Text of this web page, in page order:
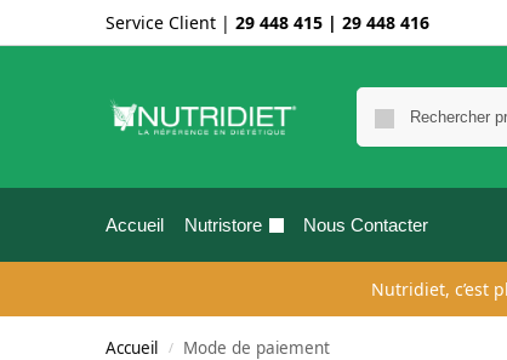
Service Client | 29 448 415 | 29 448 416
Accueil Nutristore Nous Contacter
Nutridiet, c’est
Accueil / Mode de paiement